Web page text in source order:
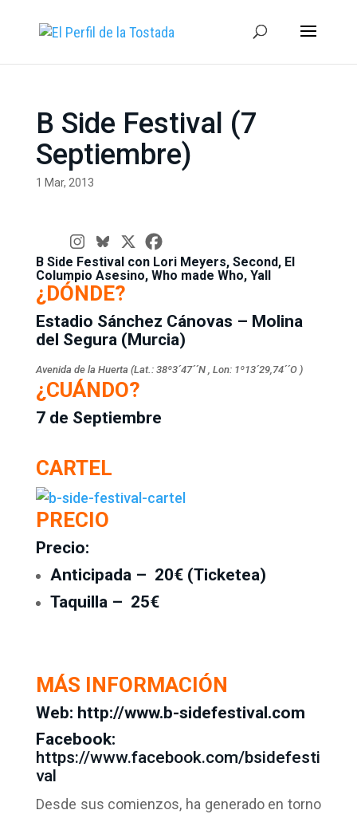
B Side Festival (7
Septiembre)
1 Mar, 2013
B Side Festival con Lori Meyers, Second, El
Columpio Asesino, Who made Who, Yall
¿DÓNDE?
Estadio Sánchez Cánovas – Molina
del Segura (Murcia)
Avenida de la Huerta (Lat.: 38º3´47´´N , Lon: 1º13´29,74´´O )
¿CUÁNDO?
7 de Septiembre
CARTEL
PRECIO
Precio:
Anticipada – 20€ (Ticketea)
Taquilla – 25€
MÁS INFORMACIÓN
Web: http://www.b-sidefestival.com
Facebook:
https://www.facebook.com/bsidefesti
val
Desde sus comienzos, ha generado en torno